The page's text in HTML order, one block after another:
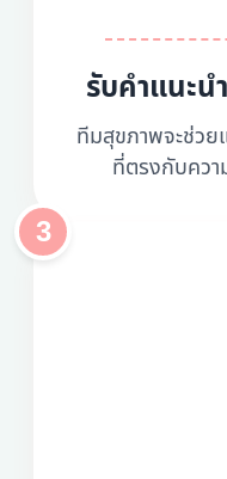
รับคำแนะ
ทีมสุขภาพจะช่วย
ที่ตรงกับคว
3